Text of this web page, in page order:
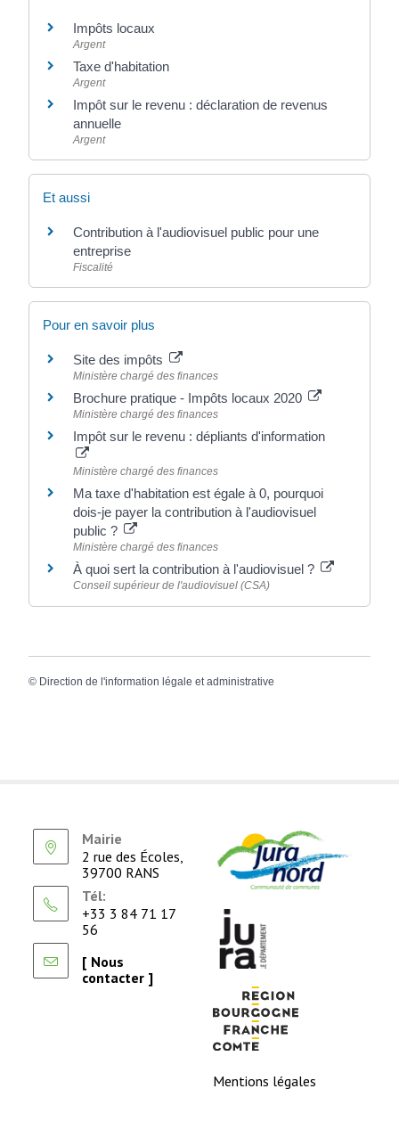
Impôts locaux
Argent
Taxe d'habitation
Argent
Impôt sur le revenu : déclaration de revenus
annuelle
Argent
Et aussi
Contribution à l'audiovisuel public pour une
entreprise
Fiscalité
Pour en savoir plus
Site des impôts
Ministère chargé des finances
Brochure pratique - Impôts locaux 2020
Ministère chargé des finances
Impôt sur le revenu : dépliants d'information
Ministère chargé des finances
Ma taxe d'habitation est égale à 0, pourquoi
dois-je payer la contribution à l'audiovisuel
public ?
Ministère chargé des finances
À quoi sert la contribution à l'audiovisuel ?
Conseil supérieur de l'audiovisuel (CSA)
© Direction de l'information légale et administrative
Mairie
2 rue des Écoles,
39700 RANS
Tél:
+33 3 84 71 17
56
[ Nous
contacter ]
Mentions légales